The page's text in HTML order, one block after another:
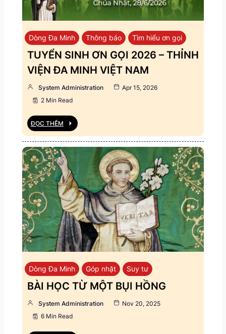
Dòng Đa Minh Thông báo Tìm hiểu ơn gọi
TUYỂN SINH ƠN GỌI 2026 – THỈNH
VIỆN ĐA MINH VIỆT NAM
System Administration
Apr 15, 2026
2 Min Read
ĐỌC THÊM
Dòng Đa Minh Góp nhặt Suy tư
BÀI HỌC TỪ MỘT BỤI HỒNG
System Administration
Nov 20, 2025
6 Min Read